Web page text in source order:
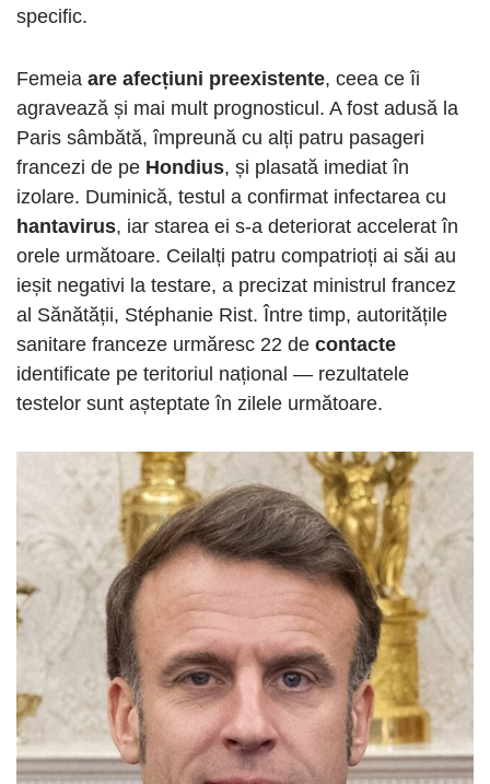
specific.
Femeia are afecțiuni preexistente, ceea ce îi
agravează și mai mult prognosticul. A fost adusă la
Paris sâmbătă, împreună cu alți patru pasageri
francezi de pe Hondius, și plasată imediat în
izolare. Duminică, testul a confirmat infectarea cu
hantavirus, iar starea ei s-a deteriorat accelerat în
orele următoare. Ceilalți patru compatrioți ai săi au
ieșit negativi la testare, a precizat ministrul francez
al Sănătății, Stéphanie Rist. Între timp, autoritățile
sanitare franceze urmăresc 22 de contacte
identificate pe teritoriul național — rezultatele
testelor sunt așteptate în zilele următoare.